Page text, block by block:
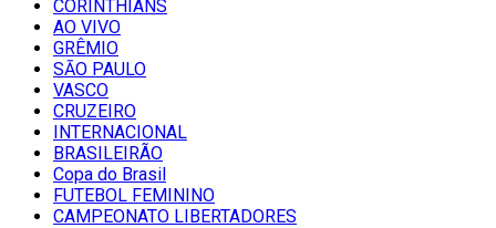
CORINTHIANS
AO VIVO
GRÊMIO
SĀO PAULO
VASCO
CRUZEIRO
INTERNACIONAL
BRASILEIRÃO
Copa do Brasil
FUTEBOL FEMININO
CAMPEONATO LIBERTADORES